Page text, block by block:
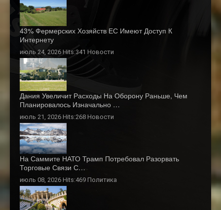
43% Фермерских Хозяйств ЕС Имеют Доступ К
Интернету
июль 24, 2026 Hits:341 Новости
Дания Увеличит Расходы На Оборону Раньше, Чем
Планировалось Изначально …
июль 21, 2026 Hits:268 Новости
На Саммите НАТО Трамп Потребовал Разорвать
Торговые Связи С…
июль 08, 2026 Hits:469 Политика